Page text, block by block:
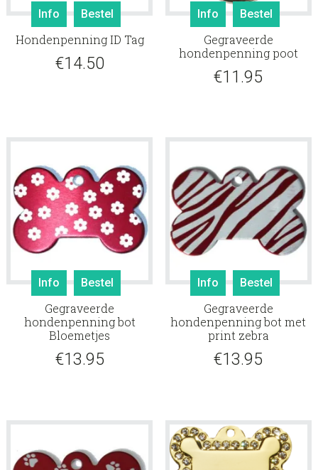
Info Bestel
Hondenpenning ID Tag
€14.50
Info Bestel
Gegraveerde
hondenpenning poot
€11.95
Info Bestel
Gegraveerde
hondenpenning bot
Bloemetjes
€13.95
Info Bestel
Gegraveerde
hondenpenning bot met
print zebra
€13.95